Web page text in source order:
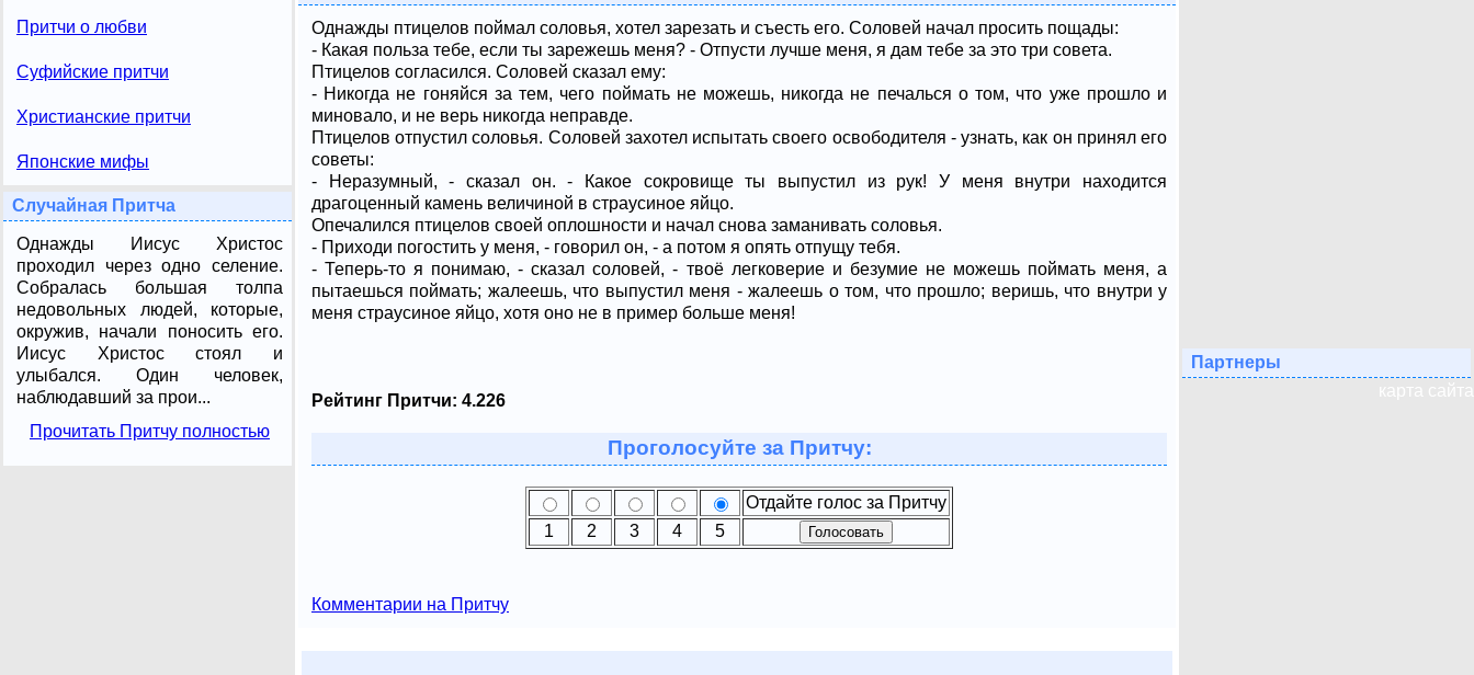
Притчи о любви
Суфийские притчи
Христианские притчи
Японские мифы
Случайная Притча
Однажды Иисус Христос
проходил через одно селение.
Собралась большая толпа
недовольных людей, которые,
окружив, начали поносить его.
Иисус Христос стоял и
улыбался. Один человек,
наблюдавший за прои...
Прочитать Притчу полностью
Однажды птицелов поймал соловья, хотел зарезать и съесть его. Соловей начал просить пощады:
- Какая польза тебе, если ты зарежешь меня? - Отпусти лучше меня, я дам тебе за это три совета.
Птицелов согласился. Соловей сказал ему:
- Никогда не гоняйся за тем, чего поймать не можешь, никогда не печалься о том, что уже прошло и
миновало, и не верь никогда неправде.
Птицелов отпустил соловья. Соловей захотел испытать своего освободителя - узнать, как он принял его
советы:
- Неразумный, - сказал он. - Какое сокровище ты выпустил из рук! У меня внутри находится
драгоценный камень величиной в страусиное яйцо.
Опечалился птицелов своей оплошности и начал снова заманивать соловья.
- Приходи погостить у меня, - говорил он, - а потом я опять отпущу тебя.
- Теперь-то я понимаю, - сказал соловей, - твоё легковерие и безумие не можешь поймать меня, а
пытаешься поймать; жалеешь, что выпустил меня - жалеешь о том, что прошло; веришь, что внутри у
меня страусиное яйцо, хотя оно не в пример больше меня!
Рейтинг Притчи: 4.226
Проголосуйте за Притчу:
Отдайте голос за Притчу
1
2 3 4 5
Комментарии на Притчу
Партнеры